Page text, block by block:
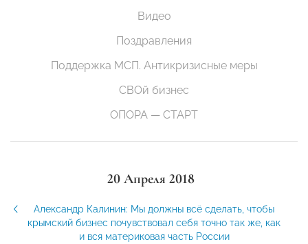
Видео
Поздравления
Поддержка МСП. Антикризисные меры
СВОй бизнес
ОПОРА — СТАРТ
20 Апреля 2018
Александр Калинин: Мы должны всё сделать, чтобы
крымский бизнес почувствовал себя точно так же, как
и вся материковая часть России